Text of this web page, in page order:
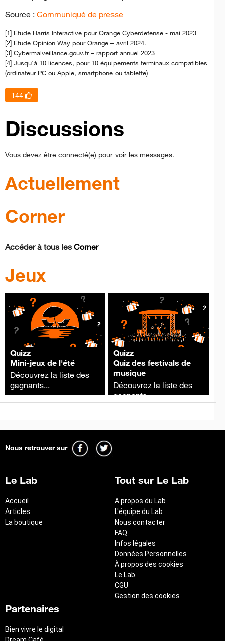
Source : Communiqué de presse
[1] Etude Harris Interactive pour Orange Cyberdefense - mai 2023
[2] Etude Opinion Way pour Orange – avril 2024.
[3] Cybermalveillance.gouv.fr – rapport annuel 2023
[4] Jusqu’à 10 licences, pour 10 équipements terminaux compatibles
(ordinateur PC ou Apple, smartphone ou tablette)
144
Discussions
Vous devez être connecté(e) pour voir les messages.
Actuellement
Corner
Accéder à tous lesCorner
Jeux
Quizz
Mini-jeux de l'été
Découvrez la liste des
gagnants...
Quizz
Quiz des festivals de
musique
Découvrez la liste des
gagnants...
Nous retrouver sur
Le Lab
Accueil
Articles
La boutique
Tout sur Le Lab
A propos du Lab
L'équipe du Lab
Nous contacter
FAQ
Infos légales
Données Personnelles
À propos des cookies
Le Lab
CGU
Gestion des cookies
Partenaires
Bien vivre le digital